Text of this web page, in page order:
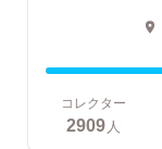
コレクター
2909人